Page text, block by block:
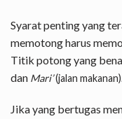
Syarat penting yang
memotong harus
Titik potong yang
dan Mari’(jalan
Jika yang bertugas